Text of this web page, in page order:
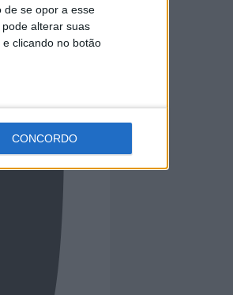
de se opor a esse
alterar suas
clicando no botão
CONCORDO